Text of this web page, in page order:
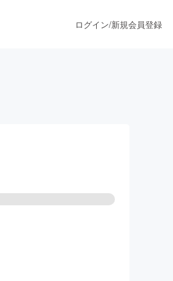
ログイン/新規会員登録